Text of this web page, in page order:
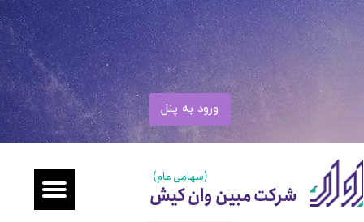
ورود به پنل
شرکت مبین وان کیش
(سهامی عام)